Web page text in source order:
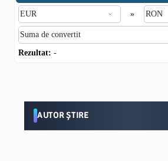
»
Rezultat: -
AUTOR ȘTIRE